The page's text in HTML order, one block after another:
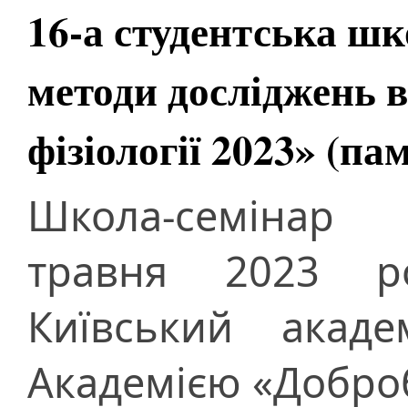
16-а студентська
методи досліджень
фізіології 2023»
Школа-
травня 2023
Київський
Академією